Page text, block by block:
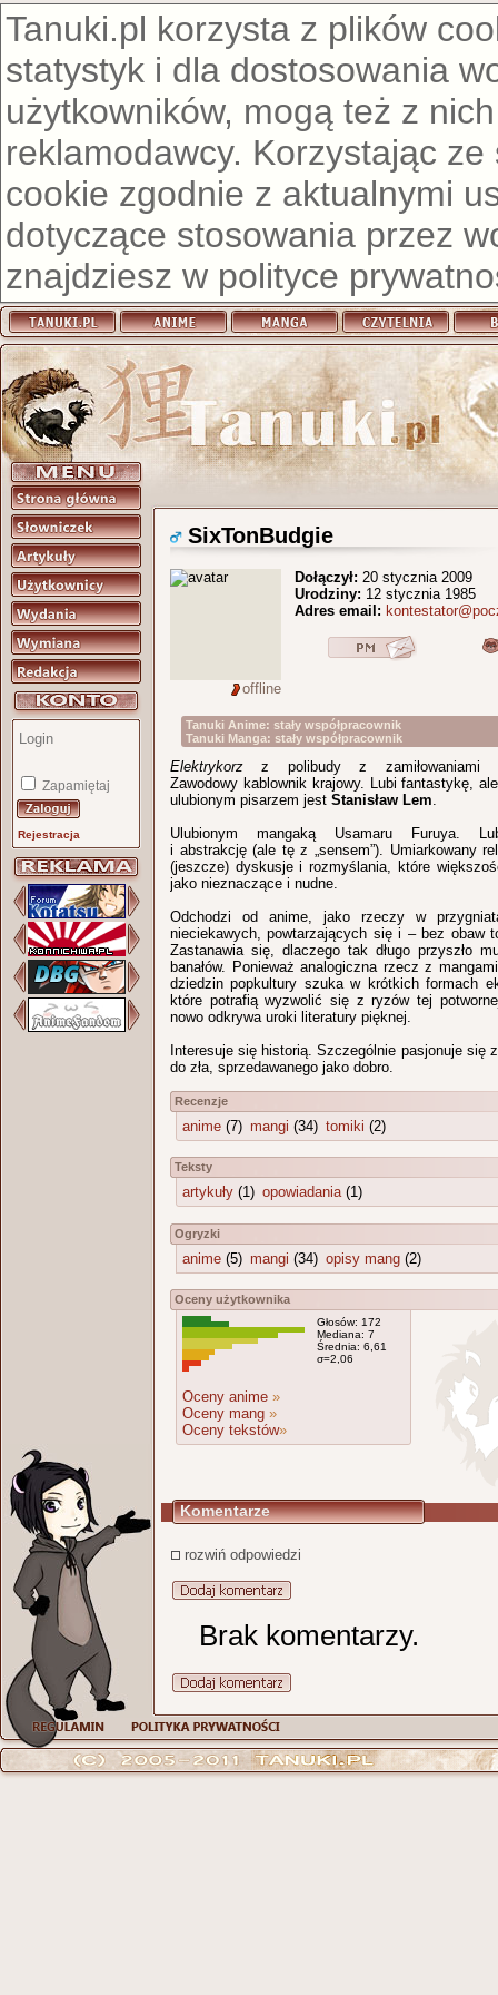
Tanuki.pl korzysta z plików
statystyk i dla dostosowania
użytkowników, mogą też z
reklamodawcy. Korzystając
cookie zgodnie z aktualnymi
dotyczące stosowania przez
znajdziesz w polityce
Zapamiętaj
Rejestracja
SixTonBudgie
offline
Dołączył: 20 stycznia 2009
Urodziny: 12 stycznia 1985
Adres email:
Tanuki Anime: stały współpracownik
Tanuki Manga: stały współpracownik
Elektrykorz z polibudy z zamiłowaniami
Zawodowy kablownik krajowy. Lubi fantastykę,
ulubionym pisarzem jest Stanisław Lem
Ulubionym mangaką Usamaru Furuya.
i abstrakcję (ale tę z „sensem”). Umiarkowany
(jeszcze) dyskusje i rozmyślania, które
jako nieznaczące i nudne.
Odchodzi od anime, jako rzeczy w
nieciekawych, powtarzających się i – bez obaw
Zastanawia się, dlaczego tak długo przyszło
banałów. Ponieważ analogiczna rzecz z
dziedzin popkultury szuka w krótkich formach
które potrafią wyzwolić się z ryzów tej
nowo odkrywa uroki literatury pięknej.
Interesuje się historią. Szczególnie pasjonuje się
do zła, sprzedawanego jako dobro.
Recenzje
anime (7) mangi (34) tomiki (2)
Teksty
artykuły (1) opowiadania(1)
Ogryzki
anime (5) mangi (34) opisy mang (2)
Oceny użytkownika
Głosów: 172
Mediana: 7
Średnia: 6,61
σ=2,06
Oceny anime »
Oceny mang »
Oceny tekstów»
Komentarze
rozwiń odpowiedzi
Brak komentarzy.